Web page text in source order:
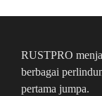
RUSTPRO
berbagai
pertama jumpa.